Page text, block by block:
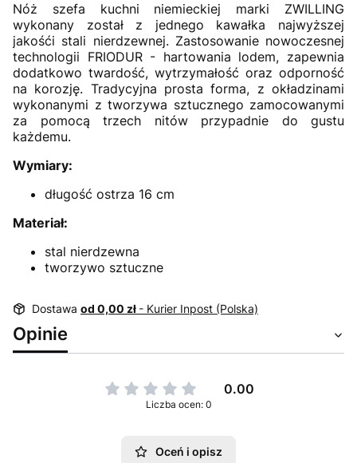
Nóż szefa kuchni niemieckiej marki ZWILLING
wykonany został z jednego kawałka najwyższej
jakośći stali nierdzewnej. Zastosowanie nowoczesnej
technologii FRIODUR - hartowania lodem, zapewnia
dodatkowo twardość, wytrzymałość oraz odporność
na korozję. Tradycyjna prosta forma, z okładzinami
wykonanymi z tworzywa sztucznego zamocowanymi
za pomocą trzech nitów przypadnie do gustu
każdemu.
Wymiary:
długość ostrza 16 cm
Materiał:
stal nierdzewna
tworzywo sztuczne
Dostawa od 0,00 zł - Kurier Inpost (Polska)
Opinie
0.00
Liczba ocen: 0
Oceń i opisz